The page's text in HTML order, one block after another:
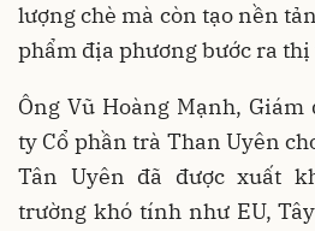
lượng chè mà còn tạo nền
phẩm địa phương bước ra
Ông Vũ Hoàng Mạnh,
ty Cổ phần trà Than Uyên
Tân Uyên đã được xuất
trường khó tính như EU,